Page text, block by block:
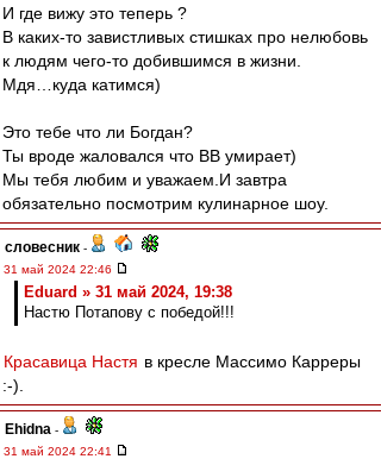
И где вижу это теперь ?
В каких-то завистливых стишках про нелюбовь
к людям чего-то добившимся в жизни.
Мдя…куда катимся)
Это тебе что ли Богдан?
Ты вроде жаловался что ВВ умирает)
Мы тебя любим и уважаем.И завтра
обязательно посмотрим кулинарное шоу.
словесник -
31 май 2024 22:46
Eduard » 31 май 2024, 19:38
Настю Потапову с победой!!!
Красавица Настя в кресле Массимо Карреры
:-).
Ehidna -
31 май 2024 22:41